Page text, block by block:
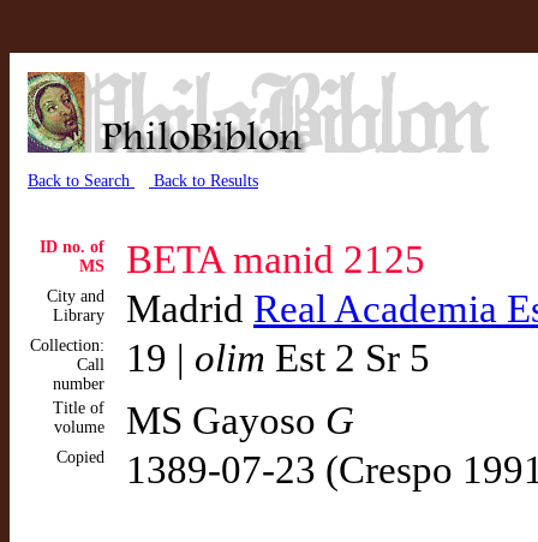
Back to Search Back to Results
ID no. of
MS
BETA manid 2125
City and
Library
Madrid Real Academia
Collection:
Call
number
19 | olim Est 2 Sr 5
Title of
volume
MS Gayoso G
Copied 1389-07-23 (Crespo